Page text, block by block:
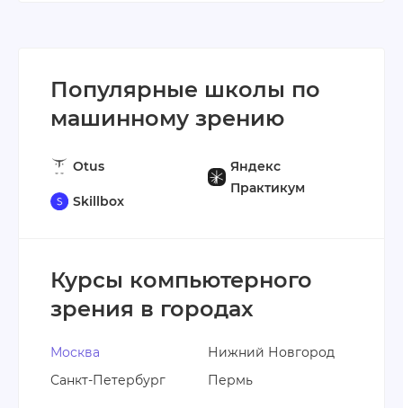
Популярные школы по
машинному зрению
Otus
Skillbox
Яндекс
Практикум
Курсы компьютерного
зрения в городах
Москва
Санкт-Петербург
Нижний Новгород
Пермь